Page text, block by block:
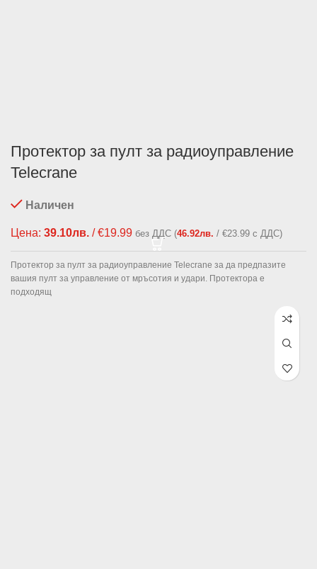
Протектор за пулт за радиоуправление
Telecrane
Наличен
Цена: 39.10лв. / €19.99 без ДДС (46.92лв. / €23.99 с ДДС)
Протектор за пулт за радиоуправление Telecrane за да предпазите
вашия пулт за управление от мръсотия и удари. Протектора е
подходящ